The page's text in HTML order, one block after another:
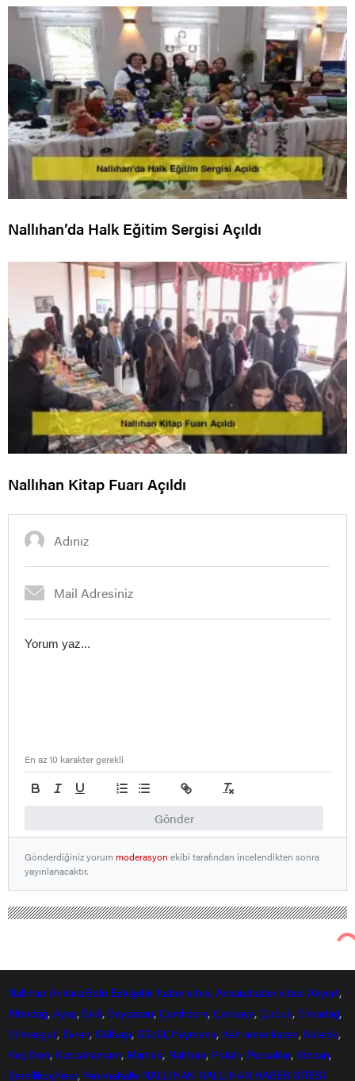
Nallıhan’da Halk Eğitim Sergisi Açıldı
Nallıhan Kitap Fuarı Açıldı
Gönder
En az 10 karakter gerekli
Gönderdiğiniz yorummoderasyon ekibi tarafından incelendikten sonra
yayınlanacaktır.